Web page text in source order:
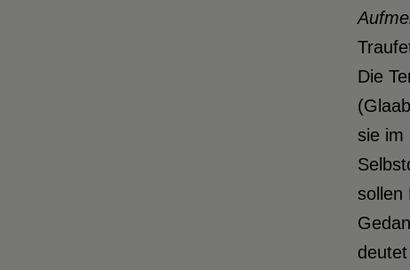
Die
sie im
sollen